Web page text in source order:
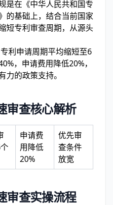
是在《中华人民共和国专
的基础上，结合当前国家
短专利审查周期，从源头
利申请周期平均缩短至6
，申请费用降低20%，
力的政策支持。
审查核心解析
申请费
用降低
20%
优先审
查条件
放宽
审查实操流程